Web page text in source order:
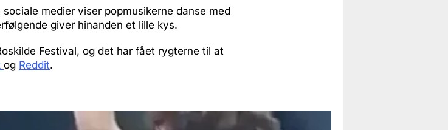
medier viser popmusikerne danse med
giver hinanden et lille kys.
Festival, og det har fået rygterne til at
og Reddit.